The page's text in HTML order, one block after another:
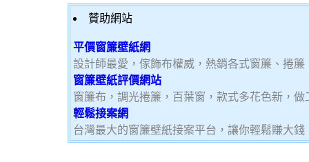
贊助網站
平價窗簾壁紙網
設計師最愛，傢飾布權威，熱銷各式窗簾、捲
窗簾壁紙評價網站
窗簾布，調光捲簾，百葉窗，款式多花色新，
輕鬆接案網
台灣最大的窗簾壁紙接案平台，讓你輕鬆賺大